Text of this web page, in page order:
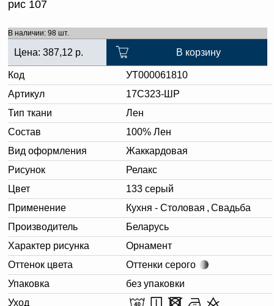
рис 107
В наличии: 98 шт.
Цена: 387,12 р. В корзину
Код
УТ000061810
Артикул
17С323-ШР
Тип ткани
Лен
Состав
100% Лен
Вид оформления
Жаккардовая
Рисунок
Релакс
Цвет
133 серый
Применение
Кухня - Столовая , Свадьба
Производитель
Беларусь
Характер рисунка
Орнамент
Оттенок цвета
Оттенки серого
Упаковка
без упаковки
Уход